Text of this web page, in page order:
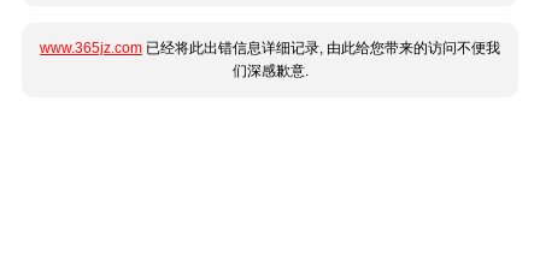
www.365jz.com 已经将此出错信息详细记录, 由此给您带来的访问不便我
们深感歉意.